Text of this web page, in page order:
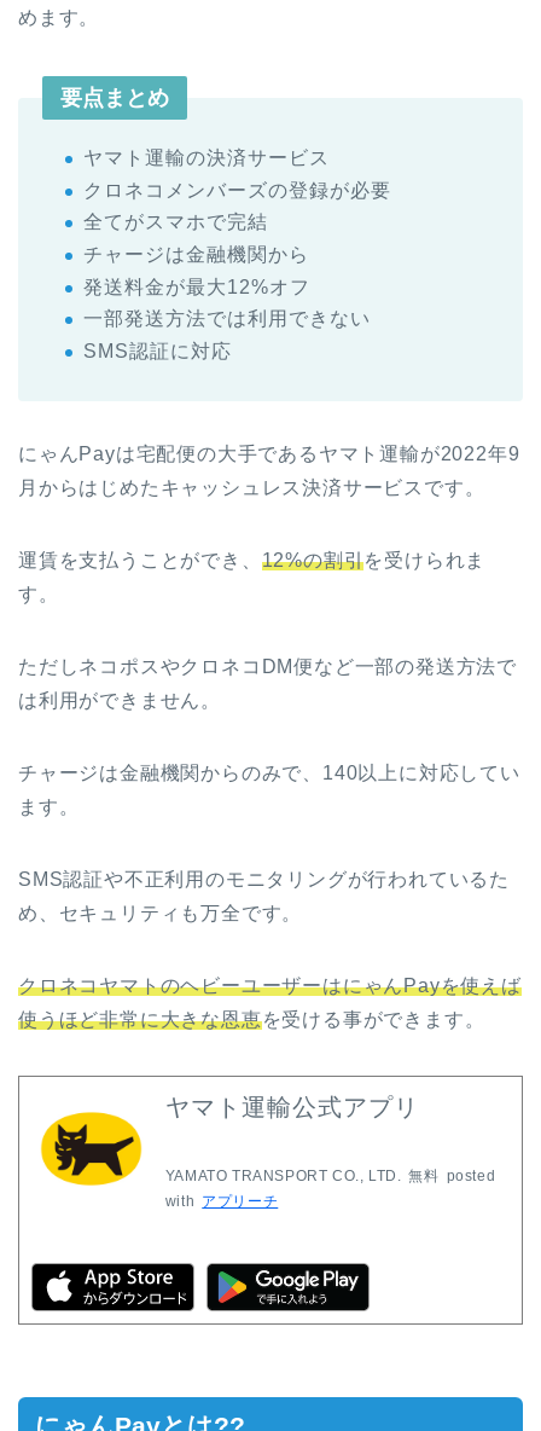
めます。
要点まとめ
ヤマト運輸の決済サービス
クロネコメンバーズの登録が必要
全てがスマホで完結
チャージは金融機関から
発送料金が最大12%オフ
一部発送方法では利用できない
SMS認証に対応
にゃんPayは宅配便の大手であるヤマト運輸が2022年9
月からはじめたキャッシュレス決済サービスです。
運賃を支払うことができ、 12%の割引を受けられま
す。
ただしネコポスやクロネコDM便など一部の発送方法で
は利用ができません。
チャージは金融機関からのみで、140以上に対応してい
ます。
SMS認証や不正利用のモニタリングが行われているた
め、セキュリティも万全です。
クロネコヤマトのヘビーユーザーはにゃんPayを使えば
使うほど非常に大きな恩恵を受ける事ができます。
ヤマト運輸公式アプリ
YAMATO TRANSPORT CO., LTD. 無料 posted
with アプリーチ
にゃんPayとは??